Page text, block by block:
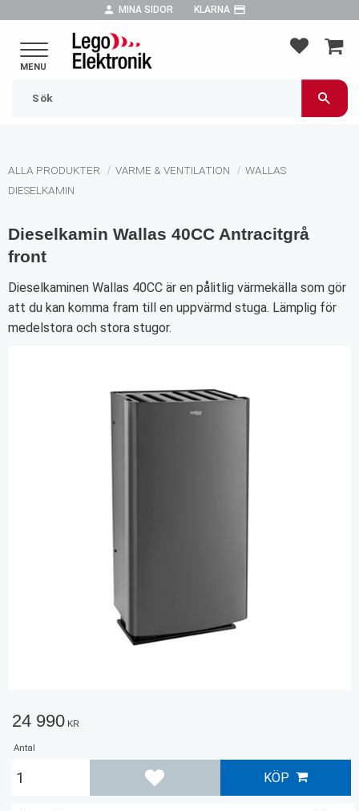
person MINA SIDOR KLARNA payment
ALLA PRODUKTER VÄRME & VENTILATION
WALLAS
DIESELKAMIN
Dieselkamin Wallas 40CC Antracitgrå
front
Dieselkaminen Wallas 40CC är en pålitlig värmekälla som gör
att du kan komma fram till en uppvärmd stuga. Lämplig för
medelstora och stora stugor.
24 990 KR
Antal
KÖP
Lägg till i favoriter